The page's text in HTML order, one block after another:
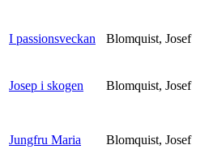
I passionsveckan Blomquist, Josef
Josep i skogen Blomquist, Josef
Jungfru Maria Blomquist, Josef